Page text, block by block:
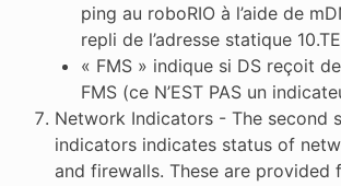
ping au roboRIO à l’aide de
repli de l’adresse statique
« FMS » indique si DS reçoit
FMS (ce N’EST PAS un
Network Indicators - The second
indicators indicates status of
and firewalls. These are provided